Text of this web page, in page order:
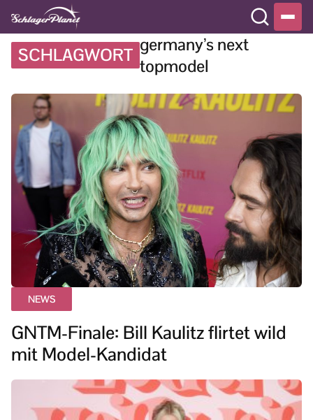
SCHLAGWORT germany’s next
topmodel
NEWS
GNTM-Finale: Bill Kaulitz flirtet wild
mit Model-Kandidat